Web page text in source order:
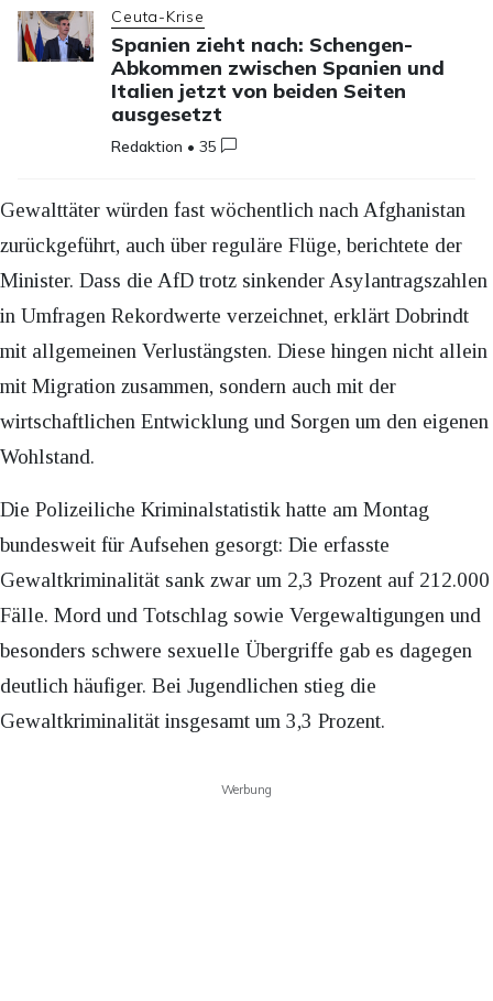
Ceuta-Krise
Spanien zieht nach: Schengen-
Abkommen zwischen Spanien und
Italien jetzt von beiden Seiten
ausgesetzt
Redaktion •35
Gewalttäter würden fast wöchentlich nach Afghanistan
zurückgeführt, auch über reguläre Flüge, berichtete der
Minister. Dass die AfD trotz sinkender Asylantragszahlen
in Umfragen Rekordwerte verzeichnet, erklärt Dobrindt
mit allgemeinen Verlustängsten. Diese hingen nicht allein
mit Migration zusammen, sondern auch mit der
wirtschaftlichen Entwicklung und Sorgen um den eigenen
Wohlstand.
Die Polizeiliche Kriminalstatistik hatte am Montag
bundesweit für Aufsehen gesorgt: Die erfasste
Gewaltkriminalität sank zwar um 2,3 Prozent auf 212.000
Fälle. Mord und Totschlag sowie Vergewaltigungen und
besonders schwere sexuelle Übergriffe gab es dagegen
deutlich häufiger. Bei Jugendlichen stieg die
Gewaltkriminalität insgesamt um 3,3 Prozent.
Werbung